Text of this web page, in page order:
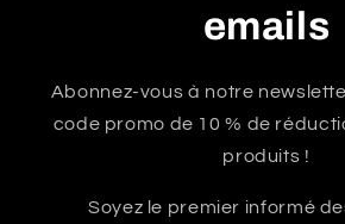
emails
Abonnez-vous à notre
code promo de 10 % de
produits !
Soyez le premier informé